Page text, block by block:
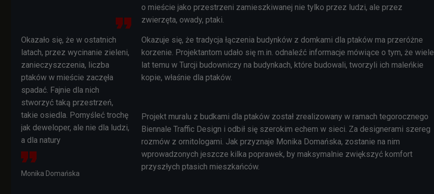
o mieście jako przestrzeni zamieszkiwanej nie tylko przez ludzi, ale przez
zwierzęta, owady, ptaki.
Okazało się, że w ostatnich
latach, przez wycinanie zieleni,
zanieczyszczenia, liczba
ptaków w mieście zaczęła
spadać. Fajnie dla nich
stworzyć taką przestrzeń,
takie osiedla. Pomyśleć trochę
jak deweloper, ale nie dla ludzi,
a dla natury
Monika Domańska
Okazuje się, że tradycja łączenia budynków z domkami dla ptaków ma przeróżne
korzenie. Projektantom udało się m.in. odnaleźć informacje mówiące o tym, że wiele
lat temu w Turcji budowniczy na budynkach, które budowali, tworzyli ich maleńkie
kopie, właśnie dla ptaków.
Projekt muralu z budkami dla ptaków został zrealizowany w ramach tegorocznego
Biennale Traffic Design i odbił się szerokim echem w sieci. Za designerami szereg
rozmów z ornitologami. Jak przyznaje Monika Domańska, zostanie na nim
wprowadzonych jeszcze kilka poprawek, by maksymalnie zwiększyć komfort
przyszłych ptasich mieszkańców.